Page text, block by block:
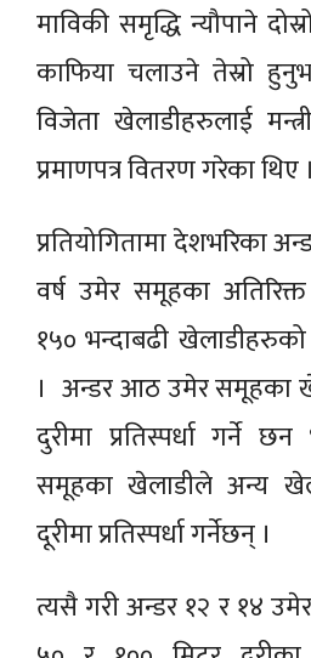
माविकी समृद्धि न्यौपाने
काफिया चलाउने तेस्रो
विजेता खेलाडीहरुलाई
प्रमाणपत्र वितरण गरेका थिए ।
प्रतियोगितामा देशभरिका
वर्ष उमेर समूहका
१५० भन्दाबढी
। अन्डर आठ उमेर समूहका
दुरीमा प्रतिस्पर्धा गर्ने
समूहका खेलाडीले अन्य
दूरीमा प्रतिस्पर्धा गर्नेछन् ।
त्यसै गरी अन्डर १२ र १४